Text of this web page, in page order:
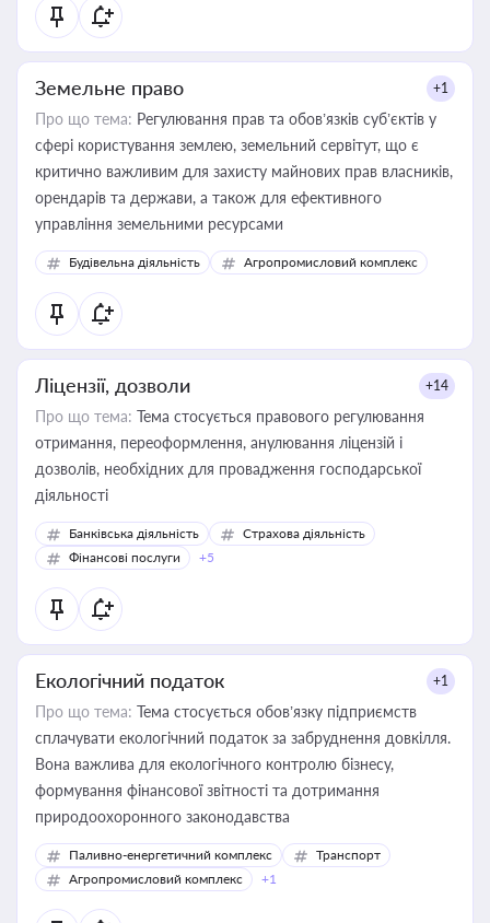
Земельне право +1
Про що тема: Регулювання прав та обов’язків суб’єктів у
сфері користування землею, земельний сервітут, що є
критично важливим для захисту майнових прав власників,
орендарів та держави, а також для ефективного
управління земельними ресурсами
Будівельна діяльність Агропромисловий комплекс
Ліцензії, дозволи +14
Про що тема: Тема стосується правового регулювання
отримання, переоформлення, анулювання ліцензій і
дозволів, необхідних для провадження господарської
діяльності
Банківська діяльність
Страхова діяльність
Фінансові послуги
+5
Екологічний податок +1
Про що тема: Тема стосується обов’язку підприємств
сплачувати екологічний податок за забруднення довкілля.
Вона важлива для екологічного контролю бізнесу,
формування фінансової звітності та дотримання
природоохоронного законодавства
Паливно-енергетичний комплекс
Транспорт
Агропромисловий комплекс
+1